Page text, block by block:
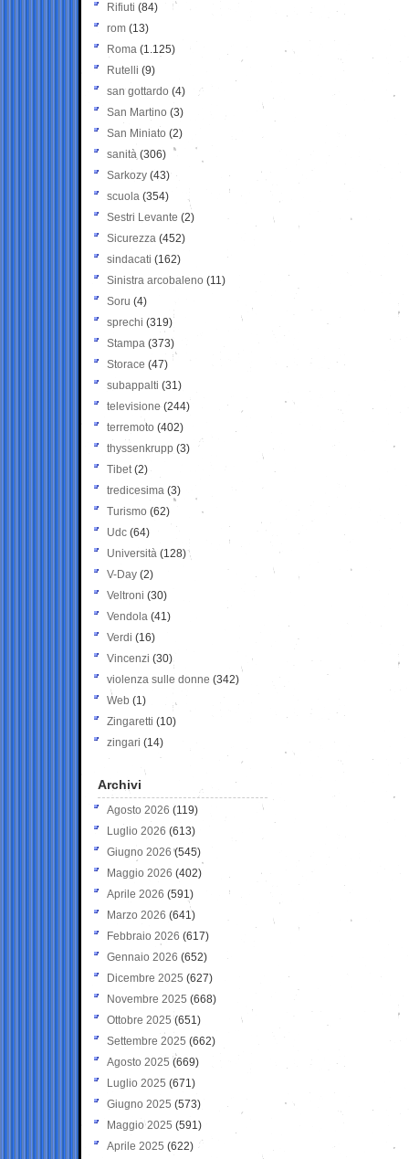
Rifiuti (84)
rom (13)
Roma (1.125)
Rutelli (9)
san gottardo (4)
San Martino (3)
San Miniato (2)
sanità (306)
Sarkozy (43)
scuola (354)
Sestri Levante (2)
Sicurezza (452)
sindacati (162)
Sinistra arcobaleno (11)
Soru (4)
sprechi (319)
Stampa (373)
Storace (47)
subappalti (31)
televisione(244)
terremoto (402)
thyssenkrupp (3)
Tibet(2)
tredicesima (3)
Turismo (62)
Udc (64)
Università (128)
V-Day (2)
Veltroni (30)
Vendola (41)
Verdi (16)
Vincenzi (30)
violenza sulle donne (342)
Web (1)
Zingaretti (10)
zingari (14)
Archivi
Agosto 2026 (119)
Luglio 2026 (613)
Giugno 2026 (545)
Maggio 2026 (402)
Aprile 2026 (591)
Marzo 2026 (641)
Febbraio 2026 (617)
Gennaio 2026 (652)
Dicembre 2025 (627)
Novembre 2025 (668)
Ottobre 2025 (651)
Settembre 2025 (662)
Agosto 2025 (669)
Luglio 2025 (671)
Giugno 2025 (573)
Maggio 2025 (591)
Aprile 2025 (622)